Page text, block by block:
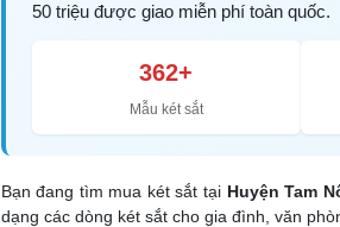
50 triệu được giao miễn phí toàn quốc.
362+
Mẫu két sắt
Bạn đang tìm mua két sắt tại Huyện Tam
dạng các dòng két sắt cho gia đình, văn